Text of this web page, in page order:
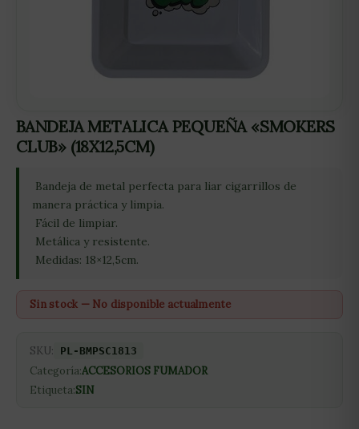
BANDEJA METALICA PEQUEÑA «SMOKERS
CLUB» (18X12,5CM)
 Bandeja de metal perfecta para liar cigarrillos de
manera práctica y limpia.
 Fácil de limpiar.
 Metálica y resistente.
 Medidas: 18×12,5cm.
Sin stock — No disponible actualmente
SKU: PL-BMPSC1813
Categoría:ACCESORIOS FUMADOR
Etiqueta:SIN